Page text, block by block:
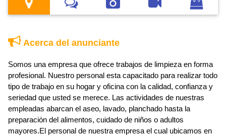
Acerca del anunciante
Somos una empresa que ofrece trabajos de limpieza en forma
profesional. Nuestro personal esta capacitado para realizar todo
tipo de trabajo en su hogar y oficina con la calidad, confianza y
seriedad que usted se merece. Las actividades de nuestras
empleadas abarcan el aseo, lavado, planchado hasta la
preparación del alimentos, cuidado de niños o adultos
mayores.El personal de nuestra empresa el cual ubicamos en